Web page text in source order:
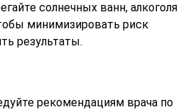
солнечных ванн, алкоголя
минимизировать риск
результаты.
рекомендациям врача по